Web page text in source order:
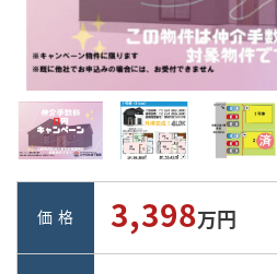
価 格 3,398万円